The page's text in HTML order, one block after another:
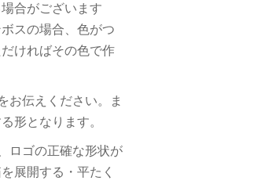
合がございます
スの場合、色がつ
ければその色で作
お伝えください。ま
形となります。
ロゴの正確な形状が
展開する・平たく